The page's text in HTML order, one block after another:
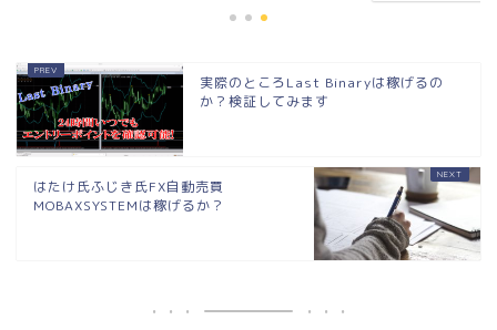
実際のところLast Binaryは稼げるの
か？検証してみます
はたけ氏ふじき氏FX自動売買
MOBAXSYSTEMは稼げるか？